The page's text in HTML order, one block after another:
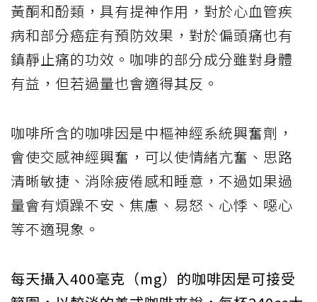
黃酮和酚類，具有提神作用，對於心血管疾
病和部分癌症有預防效果，對於偏頭痛也有
鎮靜止痛的功效。咖啡的部分成分雖對身體
有益，但若過量也會適得其反。
咖啡所含的咖啡因是中樞神經系統興奮劑，
會使交感神經興奮，可以使情緒亢奮、思路
清晰敏捷、消除疲倦感和睡意，不過如果過
量會有煩躁不安、焦慮、易怒、心悸、噁心
等不適現象。
每天攝入400毫克（mg）的咖啡因是可接受